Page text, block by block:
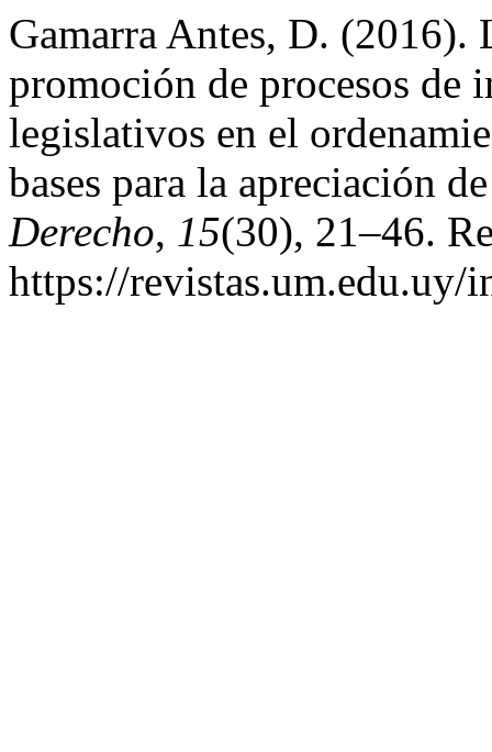
Gamarra Antes, D.
promoción de procesos de
legislativos en el
bases para la apreciación
Derecho, 15(30), 21–46.
https://revistas.um.edu.uy/